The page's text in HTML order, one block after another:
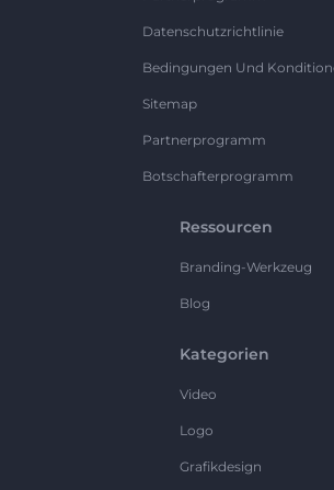
Datenschutzrichtlinie
Bedingungen Und
Sitemap
Partnerprogramm
Botschafterprogramm
Ressourcen
Branding-Werkzeug
Blog
Kategorien
Video
Logo
Grafikdesign